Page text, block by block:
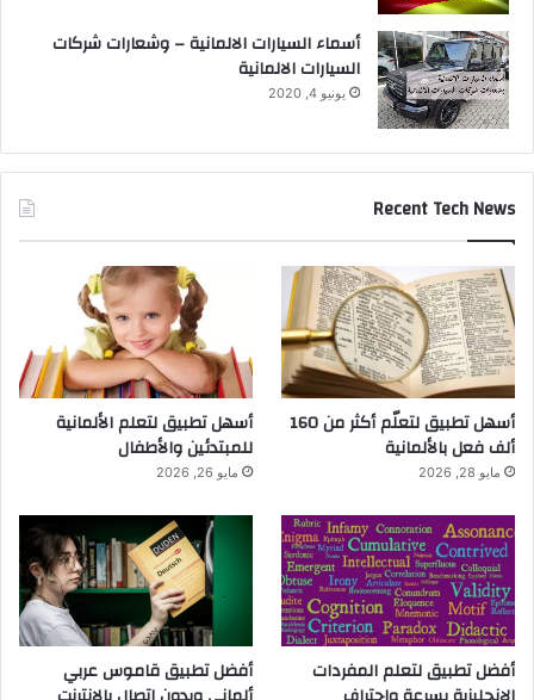
أسماء السيارات الالمانية – وشعارات شركات
السيارات الالمانية
يونيو 4, 2020
Recent Tech News
أسهل تطبيق لتعلّم أكثر من 160
ألف فعل بالألمانية
مايو 28, 2026
أسهل تطبيق لتعلم الألمانية
للمبتدئين والأطفال
مايو 26, 2026
أفضل تطبيق لتعلم المفردات
أفضل تطبيق قاموس عربي